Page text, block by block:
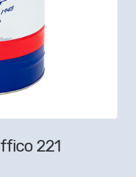
221